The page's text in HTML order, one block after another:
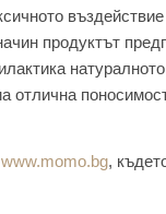
продуктът
www.momo.bg,